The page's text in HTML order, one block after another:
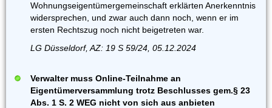
Wohnungseigentümergemeinschaft erklärten Anerkenntnis
widersprechen, und zwar auch dann noch, wenn er im
ersten Rechtszug noch nicht beigetreten war.
LG Düsseldorf, AZ: 19 S 59/24, 05.12.2024
Verwalter muss Online-Teilnahme an
Eigentümerversammlung trotz Beschlusses gem.§ 23
Abs. 1 S. 2 WEG nicht von sich aus anbieten